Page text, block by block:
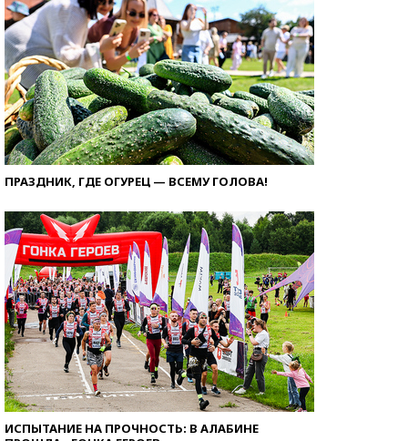
ПРАЗДНИК, ГДЕ ОГУРЕЦ — ВСЕМУ ГОЛОВА!
ИСПЫТАНИЕ НА ПРОЧНОСТЬ: В АЛАБИНЕ